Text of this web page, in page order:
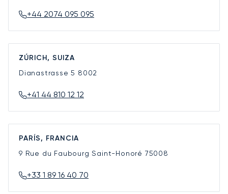
+44 2074 095 095
ZÚRICH, SUIZA
Dianastrasse 5 8002
+41 44 810 12 12
PARÍS, FRANCIA
9 Rue du Faubourg Saint-Honoré 75008
+33 1 89 16 40 70